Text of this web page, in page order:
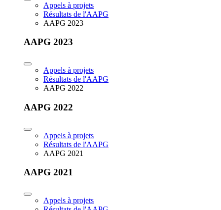
Appels à projets
Résultats de l'AAPG
AAPG 2023
AAPG 2023
Appels à projets
Résultats de l'AAPG
AAPG 2022
AAPG 2022
Appels à projets
Résultats de l'AAPG
AAPG 2021
AAPG 2021
Appels à projets